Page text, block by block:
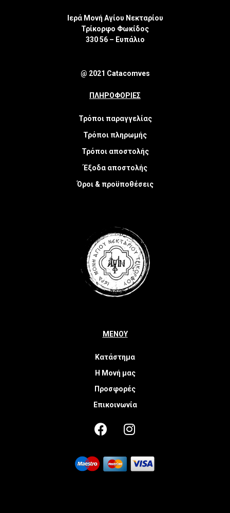
Ιερά Μονή Αγίου Νεκταρίου
Τρίκορφο Φωκίδος
330 56 – Ευπάλιο
@ 2021 Catacomves
ΠΛΗΡΟΦΟΡΙΕΣ
Τρόποι παραγγελίας
Τρόποι πληρωμής
Τρόποι αποστολής
Έξοδα αποστολής
Όροι & προϋποθέσεις
ΜΕΝΟΥ
Κατάστημα
Η Μονή μας
Προσφορές
Επικοινωνία